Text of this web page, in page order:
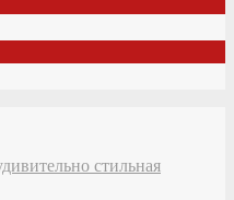
стильная